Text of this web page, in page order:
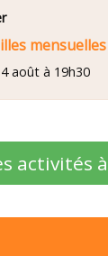
août à 19h30
activités